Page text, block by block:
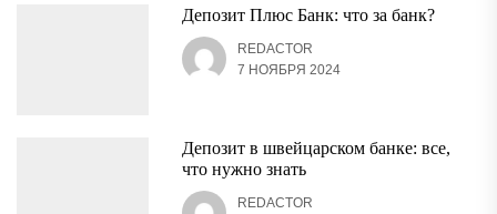
Депозит Плюс Банк: что за банк?
REDACTOR
7 НОЯБРЯ 2024
Депозит в швейцарском банке: все,
что нужно знать
REDACTOR